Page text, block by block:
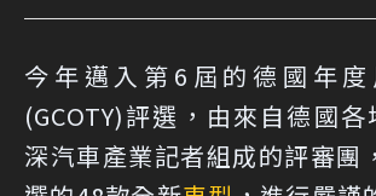
今年邁入第6屆的德國年
(GCOTY)評選，由來自德國
深汽車產業記者組成的評審團